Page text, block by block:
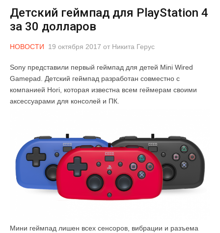
Детский геймпад для PlayStation 4
за 30 долларов
НОВОСТИ 19 октября 2017 от Никита Герус
Sony представили первый геймпад для детей Mini Wired
Gamepad. Детский геймпад разработан совместно с
компанией Hori, которая известна всем геймерам своими
аксессуарами для консолей и ПК.
Мини геймпад лишен всех сенсоров, вибрации и разъема